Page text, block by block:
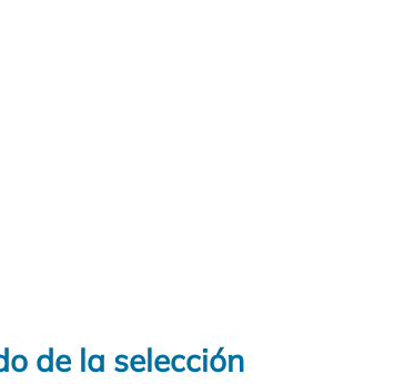
de la selección